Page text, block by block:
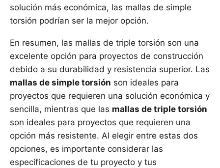
solución más económica, las mallas de simple
torsión podrían ser la mejor opción.
En resumen, las mallas de triple torsión son una
excelente opción para proyectos de construcción
debido a su durabilidad y resistencia superior. Las
mallas de simple torsión son ideales para
proyectos que requieren una solución económica y
sencilla, mientras que las mallas de triple torsión
son ideales para proyectos que requieren una
opción más resistente. Al elegir entre estas dos
opciones, es importante considerar las
especificaciones de tu proyecto y tus